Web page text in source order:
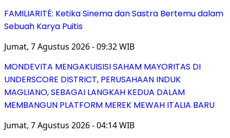
FAMILIARITÉ: Ketika Sinema dan Sastra Bertemu dalam
Sebuah Karya Puitis
Jumat, 7 Agustus 2026 - 09:32 WIB
MONDEVITA MENGAKUISISI SAHAM MAYORITAS DI
UNDERSCORE DISTRICT, PERUSAHAAN INDUK
MAGLIANO, SEBAGAI LANGKAH KEDUA DALAM
MEMBANGUN PLATFORM MEREK MEWAH ITALIA BARU
Jumat, 7 Agustus 2026 - 04:14 WIB